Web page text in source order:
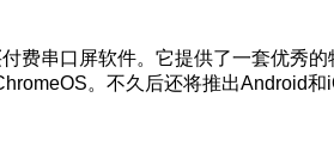
费串口屏软件。它提供了一套优秀
。不久后还将推出Android